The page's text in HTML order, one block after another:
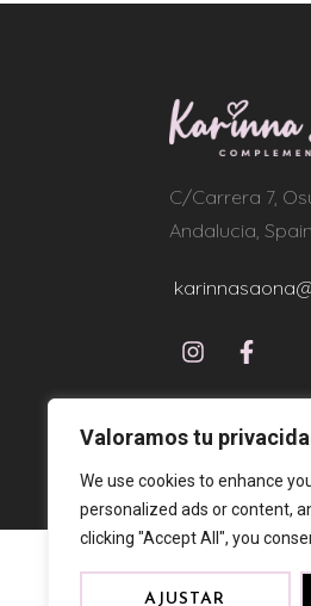
Valoramos tu
We use cookies to enhance
personalized ads or content,
clicking "Accept All", you
AJUSTAR
C/Carrera 7,
Andalucia,